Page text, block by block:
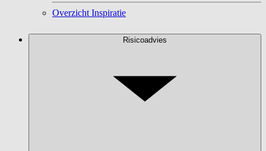
Overzicht Inspiratie
Risicoadvies